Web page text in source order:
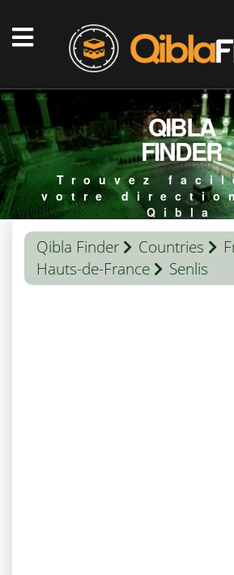
QIBLA
FINDER
Trouvez
votre
Qibla
Qibla Finder Countries
Hauts-de-France
Senlis